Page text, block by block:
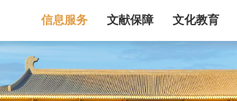
信息服务 文献保障 文化教育